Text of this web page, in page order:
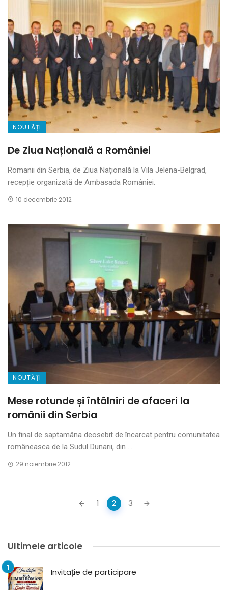
NOUTĂȚI
De Ziua Națională a României
Romanii din Serbia, de Ziua Națională la Vila Jelena-Belgrad,
recepție organizată de Ambasada României.
10 decembrie 2012
NOUTĂȚI
Mese rotunde și întâlniri de afaceri la
românii din Serbia
Un final de saptamâna deosebit de încarcat pentru comunitatea
româneasca de la Sudul Dunarii, din ...
29 noiembrie 2012
1 2 3
Ultimele articole
Invitație de participare